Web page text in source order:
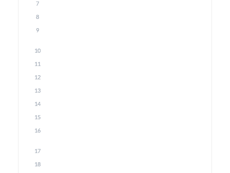
7
8
9
10
11
12
13
14
15
16
17
18